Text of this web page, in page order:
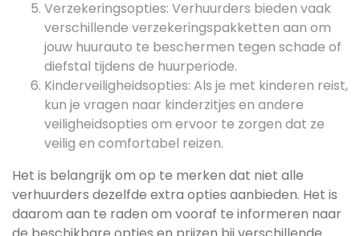
Verzekeringsopties: Verhuurders bieden vaak
verschillende verzekeringspakketten aan om
jouw huurauto te beschermen tegen schade of
diefstal tijdens de huurperiode.
Kinderveiligheidsopties: Als je met kinderen reist,
kun je vragen naar kinderzitjes en andere
veiligheidsopties om ervoor te zorgen dat ze
veilig en comfortabel reizen.
Het is belangrijk om op te merken dat niet alle
verhuurders dezelfde extra opties aanbieden. Het is
daarom aan te raden om vooraf te informeren naar